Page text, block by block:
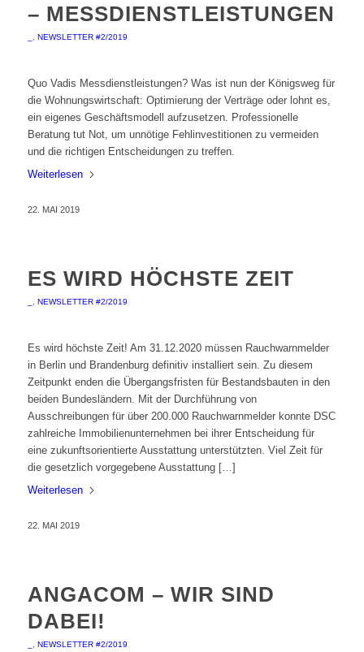
– MESSDIENSTLEISTUNGEN
NEWSLETTER #2/2019
Quo Vadis Messdienstleistungen? Was ist nun der Königsweg für
die Wohnungswirtschaft: Optimierung der Verträge oder lohnt es,
ein eigenes Geschäftsmodell aufzusetzen. Professionelle
Beratung tut Not, um unnötige Fehlinvestitionen zu vermeiden
und die richtigen Entscheidungen zu treffen.
Weiterlesen
22. MAI 2019
ES WIRD HÖCHSTE ZEIT
NEWSLETTER #2/2019
Es wird höchste Zeit! Am 31.12.2020 müssen Rauchwarnmelder
in Berlin und Brandenburg definitiv installiert sein. Zu diesem
Zeitpunkt enden die Übergangsfristen für Bestandsbauten in den
beiden Bundesländern. Mit der Durchführung von
Ausschreibungen für über 200.000 Rauchwarnmelder konnte DSC
zahlreiche Immobilienunternehmen bei ihrer Entscheidung für
eine zukunftsorientierte Ausstattung unterstützten. Viel Zeit für
die gesetzlich vorgegebene Ausstattung […]
Weiterlesen
22. MAI 2019
ANGACOM – WIR SIND
DABEI!
NEWSLETTER #2/2019